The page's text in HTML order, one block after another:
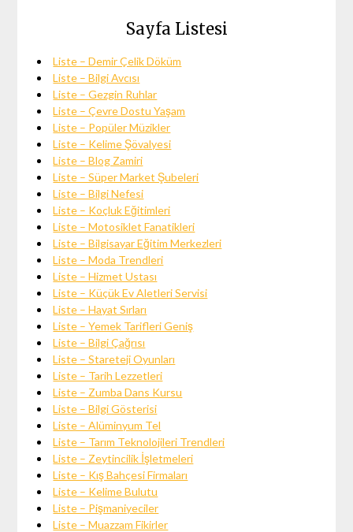
Sayfa Listesi
Liste – Demir Çelik Döküm
Liste – Bilgi Avcısı
Liste – Gezgin Ruhlar
Liste – Çevre Dostu Yaşam
Liste – Popüler Müzikler
Liste – Kelime Şövalyesi
Liste – Blog Zamiri
Liste – Süper Market Şubeleri
Liste – Bilgi Nefesi
Liste – Koçluk Eğitimleri
Liste – Motosiklet Fanatikleri
Liste – Bilgisayar Eğitim Merkezleri
Liste – Moda Trendleri
Liste – Hizmet Ustası
Liste – Küçük Ev Aletleri Servisi
Liste – Hayat Sırları
Liste – Yemek Tarifleri Geniş
Liste – Bilgi Çağrısı
Liste – Stareteji Oyunları
Liste – Tarih Lezzetleri
Liste – Zumba Dans Kursu
Liste – Bilgi Gösterisi
Liste – Alüminyum Tel
Liste – Tarım Teknolojileri Trendleri
Liste – Zeytincilik İşletmeleri
Liste – Kış Bahçesi Firmaları
Liste – Kelime Bulutu
Liste – Pişmaniyeciler
Liste – Muazzam Fikirler